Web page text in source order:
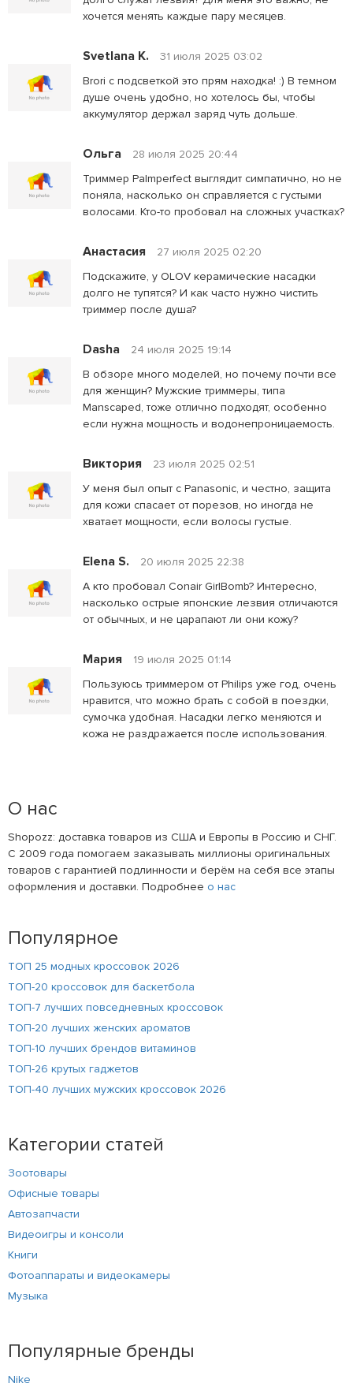
хочется менять каждые пару месяцев.
Svetlana K.
31 июля 2025 03:02
Brori с подсветкой это прям находка! :) В темном
душе очень удобно, но хотелось бы, чтобы
аккумулятор держал заряд чуть дольше.
Ольга
28 июля 2025 20:44
Триммер Palmperfect выглядит симпатично, но не
поняла, насколько он справляется с густыми
волосами. Кто-то пробовал на сложных участках?
Анастасия
27 июля 2025 02:20
Подскажите, у OLOV керамические насадки
долго не тупятся? И как часто нужно чистить
триммер после душа?
Dasha
24 июля 2025 19:14
В обзоре много моделей, но почему почти все
для женщин? Мужские триммеры, типа
Manscaped, тоже отлично подходят, особенно
если нужна мощность и водонепроницаемость.
Виктория
23 июля 2025 02:51
У меня был опыт с Panasonic, и честно, защита
для кожи спасает от порезов, но иногда не
хватает мощности, если волосы густые.
Elena S.
20 июля 2025 22:38
А кто пробовал Conair GirlBomb? Интересно,
насколько острые японские лезвия отличаются
от обычных, и не царапают ли они кожу?
Мария
19 июля 2025 01:14
Пользуюсь триммером от Philips уже год, очень
нравится, что можно брать с собой в поездки,
сумочка удобная. Насадки легко меняются и
кожа не раздражается после использования.
О нас
Shopozz: доставка товаров из США и Европы в Россию и СНГ.
С 2009 года помогаем заказывать миллионы оригинальных
товаров с гарантией подлинности и берём на себя все этапы
оформления и доставки. Подробнее о нас
Популярное
ТОП 25 модных кроссовок 2026
ТОП-20 кроссовок для баскетбола
ТОП-7 лучших повседневных кроссовок
ТОП-20 лучших женских ароматов
ТОП-10 лучших брендов витаминов
ТОП-26 крутых гаджетов
ТОП-40 лучших мужских кроссовок 2026
Категории статей
Зоотовары
Офисные товары
Автозапчасти
Видеоигры и консоли
Книги
Фотоаппараты и видеокамеры
Музыка
Популярные бренды
Nike